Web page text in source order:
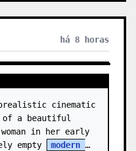
há 8 horas
cinematic
of a beautiful
woman in her early
empty
modern